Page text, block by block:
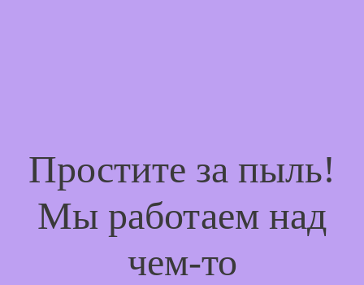
Простите за пыль!
Мы работаем над
чем-то